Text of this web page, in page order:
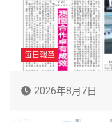
每日報章
2026年8月7日